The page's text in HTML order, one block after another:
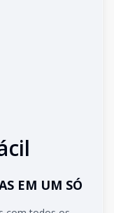
EM UM SÓ